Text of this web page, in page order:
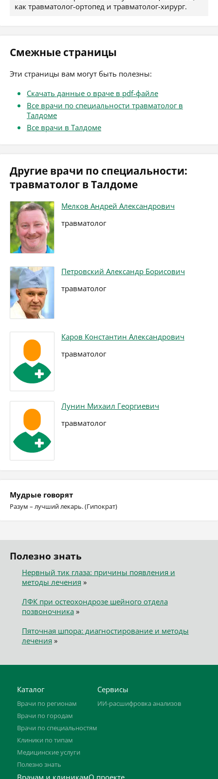
как травматолог-ортопед и травматолог-хирург.
Смежные страницы
Эти страницы вам могут быть полезны:
Скачать данные о враче в pdf-файле
Все врачи по специальности травматолог в
Талдоме
Все врачи в Талдоме
Другие врачи по специальности:
травматолог в Талдоме
Мелков Андрей Александрович
травматолог
Петровский Александр Борисович
травматолог
Каров Константин Александрович
травматолог
Лунин Михаил Георгиевич
травматолог
Мудрые говорят
Разум – лучший лекарь. (Гипократ)
Полезно знать
Нервный тик глаза: причины появления и
методы лечения »
ЛФК при остеохондрозе шейного отдела
позвоночника»
Пяточная шпора: диагностирование и методы
лечения »
Каталог
Врачи по регионам
Врачи по городам
Врачи по специальностям
Клиники по типам
Медицинские услуги
Полезно знать
Сервисы
ИИ-расшифровка анализов
Врачам и клиникамО проекте